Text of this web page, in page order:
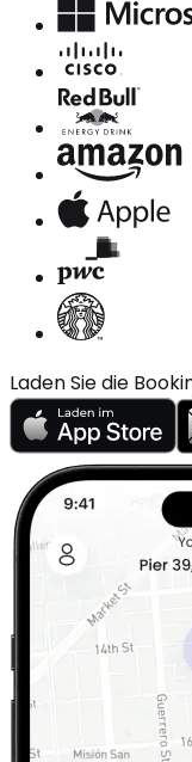
Laden Sie die